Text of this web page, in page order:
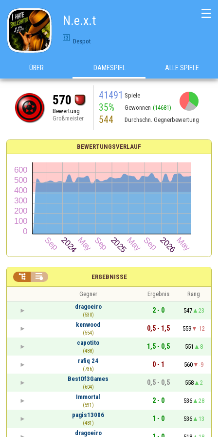
N.e.x.t
Despot
☰
ÜBER DAMESPIEL ALLE SPIELE
570
Bewertung
Großmeister
41491 Spiele
35% Gewonnen (14681)
544 Durchschn. Gegnerbewertung
BEWERTUNGSVERLAUF
ERGEBNISSE
 
Gegner Ergebnis
Rang
dragoeiro
(530)
2 - 0 547
23
kenwood
(554)
0,5 - 1,5 559
-12
capotito
(488)
1,5 - 0,5 551
8
rafiq 24
(736)
0 - 1 560
-9
BestOf3Games
(604)
0,5 - 0,5 558
2
Immortal
(591)
2 - 0 536
28
pagis13006
(481)
1 - 0 536
13
dragoeiro